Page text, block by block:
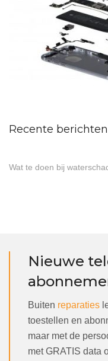
Recente berichten
Wat te doen bij
Nieuwe
Buiten reparaties
toestellen en
maar met de
met GRATIS data